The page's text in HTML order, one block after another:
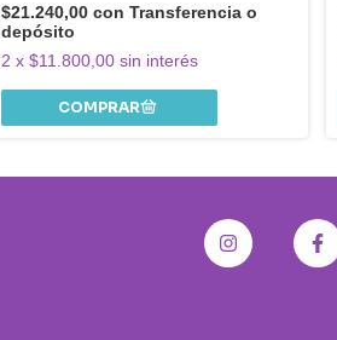
$21.240,00 con Transferencia o
depósito
2 x $11.800,00 sin interés